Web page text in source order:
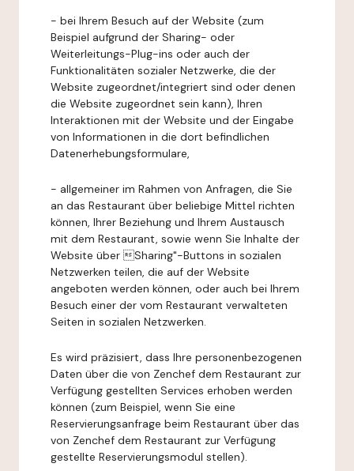
- bei Ihrem Besuch auf der Website (zum
Beispiel aufgrund der Sharing- oder
Weiterleitungs-Plug-ins oder auch der
Funktionalitäten sozialer Netzwerke, die der
Website zugeordnet/integriert sind oder denen
die Website zugeordnet sein kann), Ihren
Interaktionen mit der Website und der Eingabe
von Informationen in die dort befindlichen
Datenerhebungsformulare,
- allgemeiner im Rahmen von Anfragen, die Sie
an das Restaurant über beliebige Mittel richten
können, Ihrer Beziehung und Ihrem Austausch
mit dem Restaurant, sowie wenn Sie Inhalte der
Website über Sharing"-Buttons in sozialen
Netzwerken teilen, die auf der Website
angeboten werden können, oder auch bei Ihrem
Besuch einer der vom Restaurant verwalteten
Seiten in sozialen Netzwerken.
Es wird präzisiert, dass Ihre personenbezogenen
Daten über die von Zenchef dem Restaurant zur
Verfügung gestellten Services erhoben werden
können (zum Beispiel, wenn Sie eine
Reservierungsanfrage beim Restaurant über das
von Zenchef dem Restaurant zur Verfügung
gestellte Reservierungsmodul stellen).